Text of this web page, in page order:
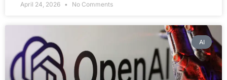
April 24, 2026 No Comments
AI